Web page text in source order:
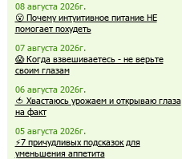
08 августа 2026г.
😮 Почему интуитивное питание НЕ
помогает похудеть
07 августа 2026г.
😱 Когда взвешиваетесь - не верьте
своим глазам
06 августа 2026г.
🍅 Хвастаюсь урожаем и открываю глаза
на факт
05 августа 2026г.
⚡7 причудливых подсказок для
уменьшения аппетита